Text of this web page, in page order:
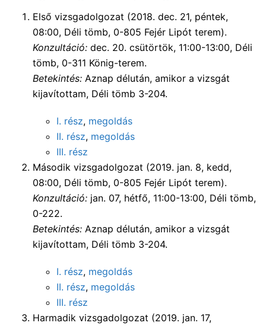
Első vizsgadolgozat (2018. dec. 21, péntek,
08:00, Déli tömb, 0-805 Fejér Lipót terem).
Konzultáció: dec. 20. csütörtök, 11:00-13:00, Déli
tömb, 0-311 König-terem.
Betekintés: Aznap délután, amikor a vizsgát
kijavítottam, Déli tömb 3-204.
I. rész, megoldás
II. rész, megoldás
III. rész
Második vizsgadolgozat (2019. jan. 8, kedd,
08:00, Déli tömb, 0-805 Fejér Lipót terem).
Konzultáció: jan. 07, hétfő, 11:00-13:00, Déli tömb,
0-222.
Betekintés: Aznap délután, amikor a vizsgát
kijavítottam, Déli tömb 3-204.
I. rész, megoldás
II. rész, megoldás
III. rész
Harmadik vizsgadolgozat (2019. jan. 17,